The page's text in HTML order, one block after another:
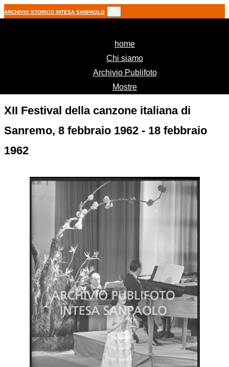
ARCHIVIO STORICO INTESA SANPAOLO
home(current)
Chi siamo
Archivio Publifoto
Mostre
XII Festival della canzone italiana di
Sanremo, 8 febbraio 1962 - 18 febbraio
1962